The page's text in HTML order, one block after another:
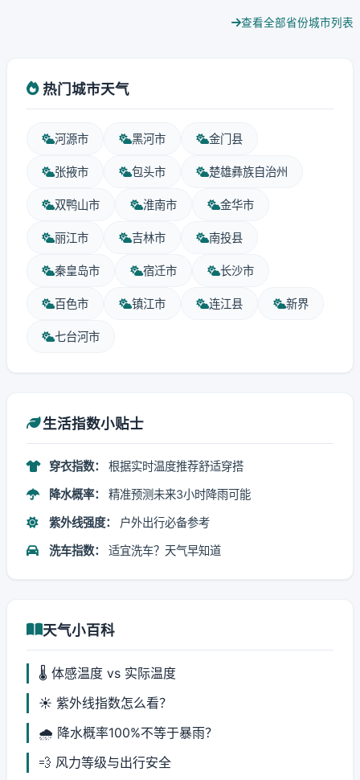
查看全部省份城市列表
热门城市天气
河源市 黑河市 金门县
张掖市 包头市 楚雄彝族自治州
双鸭山市 淮南市 金华市
丽江市 吉林市 南投县
秦皇岛市 宿迁市 长沙市
百色市 镇江市 连江县 新界
七台河市
生活指数小贴士
穿衣指数： 根据实时温度推荐舒适穿搭
降水概率： 精准预测未来3小时降雨可能
紫外线强度： 户外出行必备参考
洗车指数： 适宜洗车？天气早知道
天气小百科
🌡️ 体感温度 vs 实际温度
☀️ 紫外线指数怎么看？
🌧️ 降水概率100%不等于暴雨？
💨 风力等级与出行安全